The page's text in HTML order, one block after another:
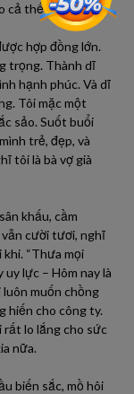
cả thế giới thấy.
hợp đồng lớn.
trọng. Thành dĩ
hạnh phúc. Và dĩ
Tôi mặc một
sảo. Suốt buổi
trẻ, đẹp, và
tôi là bà vợ già
khấu, cầm
cười tươi, nghĩ
“Thưa mọi
lực – Hôm nay là
luôn muốn chồng
hiến cho công ty.
rất lo lắng cho sức
nữa.
biến sắc, mồ hôi